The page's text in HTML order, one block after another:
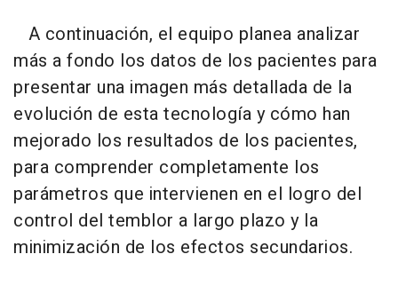
A continuación, el equipo planea analizar
más a fondo los datos de los pacientes para
presentar una imagen más detallada de la
evolución de esta tecnología y cómo han
mejorado los resultados de los pacientes,
para comprender completamente los
parámetros que intervienen en el logro del
control del temblor a largo plazo y la
minimización de los efectos secundarios.